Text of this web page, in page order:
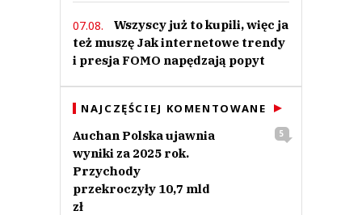
07.08.
Wszyscy już to kupili, więc ja
też muszę Jak internetowe trendy
i presja FOMO napędzają popyt
NAJCZĘŚCIEJ KOMENTOWANE
Auchan Polska ujawnia
wyniki za 2025 rok.
Przychody
przekroczyły 10,7 mld
zł
5